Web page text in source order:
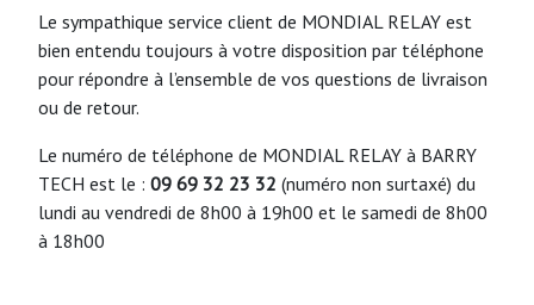
Le sympathique service client de MONDIAL RELAY est
bien entendu toujours à votre disposition par téléphone
pour répondre à l’ensemble de vos questions de livraison
ou de retour.
Le numéro de téléphone de MONDIAL RELAY à BARRY
TECH est le : 09 69 32 23 32 (numéro non surtaxé) du
lundi au vendredi de 8h00 à 19h00 et le samedi de 8h00
à 18h00